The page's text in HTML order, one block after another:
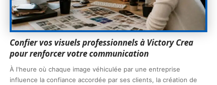
Confier vos visuels professionnels à Victory Crea
pour renforcer votre communication
À l'heure où chaque image véhiculée par une entreprise
influence la confiance accordée par ses clients, la création de